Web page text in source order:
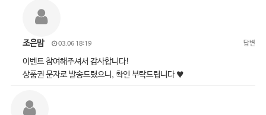
조은맘 03.06 18:19 답변
이벤트 참여해주셔서 감사합니다!
상품권 문자로 발송드렸으니, 확인 부탁드립니다 ♥